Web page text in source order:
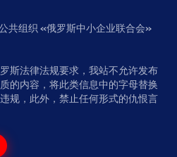
共组织 «俄罗斯中小企业联合会»
斯法律法规要求，我站不允许发布
的内容，将此类信息中的字母替换
规，此外，禁止任何形式的仇恨言